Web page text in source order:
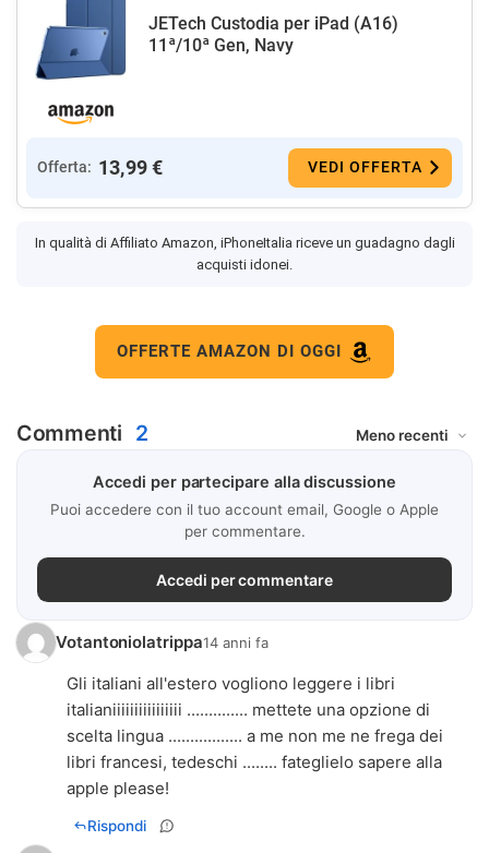
JETech Custodia per iPad (A16)
11ª/10ª Gen, Navy
Offerta: 13,99 € VEDI OFFERTA
In qualità di Affiliato Amazon, iPhoneItalia riceve un guadagno dagli
acquisti idonei.
OFFERTE AMAZON DI OGGI
Commenti 2
Accedi per partecipare alla discussione
Puoi accedere con il tuo account email, Google o Apple
per commentare.
Accedi per commentare
Votantoniolatrippa14 anni fa
Gli italiani all'estero vogliono leggere i libri
italianiiiiiiiiiiiiiiii .............. mettete una opzione di
scelta lingua ................. a me non me ne frega dei
libri francesi, tedeschi ........ fateglielo sapere alla
apple please!
Rispondi